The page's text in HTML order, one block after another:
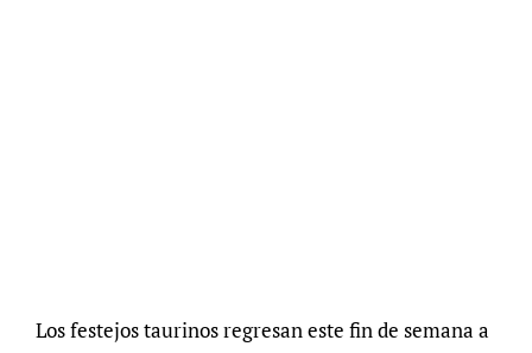
Los festejos taurinos regresan este fin de semana a